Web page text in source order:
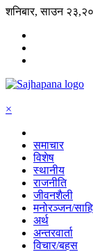
शनिबार, साउन
×
समाचार
विशेष
स्थानीय
राजनीति
जीवनशैली
मनोरञ्जन/
अर्थ
अन्तरवार्ता
विचार/बहस